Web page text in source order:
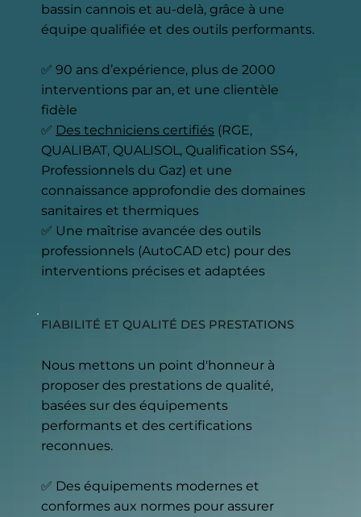
bassin cannois et au-delà, grâce à une
équipe qualifiée et des outils performants.
✅ 90 ans d’expérience, plus de 2000
interventions par an, et une clientèle
fidèle
✅ Des techniciens certifiés (RGE,
QUALIBAT, QUALISOL, Qualification SS4,
Professionnels du Gaz) et une
connaissance approfondie des domaines
sanitaires et thermiques
✅ Une maîtrise avancée des outils
professionnels (AutoCAD etc) pour des
interventions précises et adaptées
FIABILITÉ ET QUALITÉ DES PRESTATIONS
Nous mettons un point d'honneur à
proposer des prestations de qualité,
basées sur des équipements
performants et des certifications
reconnues.
✅ Des équipements modernes et
conformes aux normes pour assurer